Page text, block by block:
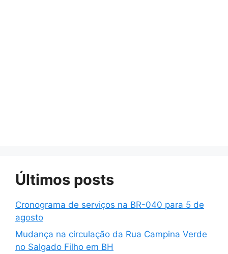
Últimos posts
Cronograma de serviços na BR-040 para 5 de
agosto
Mudança na circulação da Rua Campina Verde
no Salgado Filho em BH